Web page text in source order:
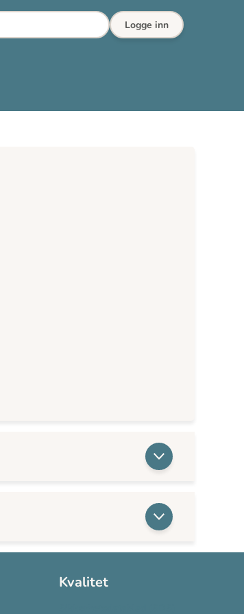
Logge inn
Kvalitet